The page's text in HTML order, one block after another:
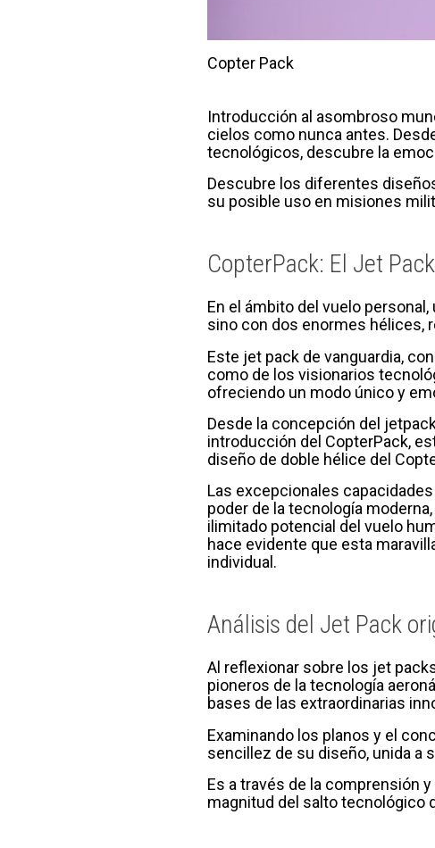
Copter Pack
Introducción al asombroso
cielos como nunca antes.
tecnológicos, descubre la
Descubre los diferentes
su posible uso en misiones
CopterPack: El Jet
En el ámbito del vuelo
sino con dos enormes hélices,
Este jet pack de vanguardia,
como de los visionarios
ofreciendo un modo único y
Desde la concepción del
introducción del CopterPack,
diseño de doble hélice del
Las excepcionales
poder de la tecnología
ilimitado potencial del vuelo
hace evidente que esta
individual.
Análisis del Jet Pack
Al reflexionar sobre los jet
pioneros de la tecnología
bases de las extraordinarias
Examinando los planos y el
sencillez de su diseño, unida a
Es a través de la comprensión
magnitud del salto tecnológico